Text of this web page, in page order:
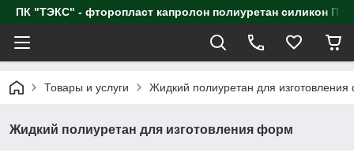
ПК "ТЭКС" - фторопласт капролон полиуретан
Товары и услуги Жидкий полиуретан для
Жидкий полиуретан для изготовления форм